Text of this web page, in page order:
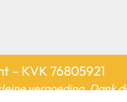
– KVK 76805921
vergoeding. Dank